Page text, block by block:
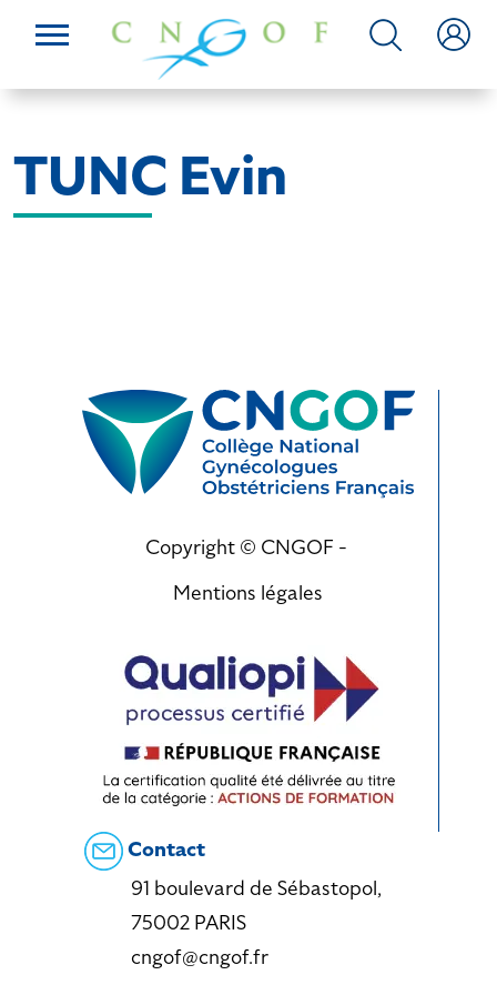
TUNC Evin
Copyright © CNGOF -
Mentions légales
Contact
91 boulevard de Sébastopol,
75002 PARIS
cngof@cngof.fr